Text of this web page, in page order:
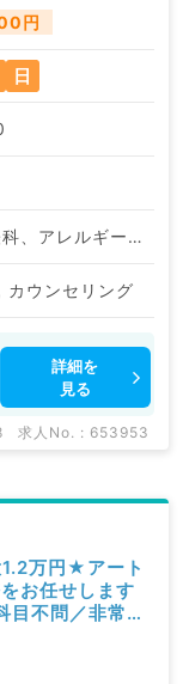
円
日
神経内科、精神科、神経科、アレルギー科、リウマチ科、小児科、整形外科、形成外科、美容外科、脳神経外科、呼吸器外科、心臓血管外科、小児外科、皮膚科、泌尿器科、産婦人科、産科、婦人科、眼科、耳鼻咽喉科、気管食道科、放射線科、リハビリテーション科、麻酔科、ペインクリニック、人工透析科、緩和ケア科、一般内科、循環器内科、消化器内科、内分泌・代謝内科、腎臓内科、老年内科、外科系全般、一般外科、消化器外科、乳腺外科、総合診療科、美容皮膚科、健診・人間ドック、救急科・ＩＣＵ、病理科、基礎医学系、膠原病科、スポーツ整形外科、大腸・肛門外科、その他、脊髄・脊椎外科、科目不問
カウンセリング
詳細を
見る
求人No. : 653953
万円★アート
お任せします
目不問／非常